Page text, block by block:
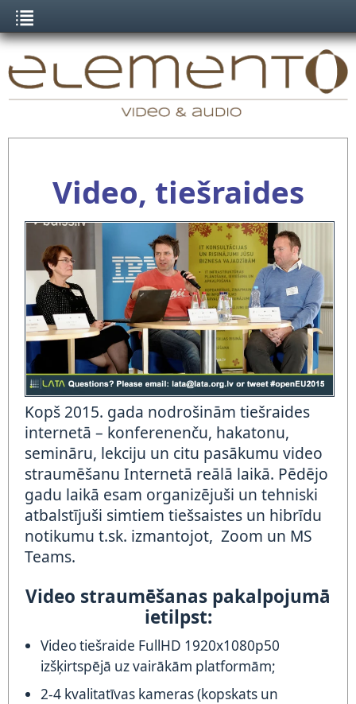
Video, tiešraides
Kopš 2015. gada nodrošinām tiešraides
internetā – konferenenču, hakatonu,
semināru, lekciju un citu pasākumu video
straumēšanu Internetā reālā laikā. Pēdējo
gadu laikā esam organizējuši un tehniski
atbalstījuši simtiem tiešsaistes un hibrīdu
notikumu t.sk. izmantojot, Zoom un MS
Teams.
Video straumēšanas pakalpojumā
ietilpst:
Video tiešraide FullHD 1920x1080p50
izšķirtspējā uz vairākām platformām;
2-4 kvalitatīvas kameras (kopskats un